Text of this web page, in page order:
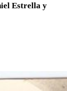
Estrella y